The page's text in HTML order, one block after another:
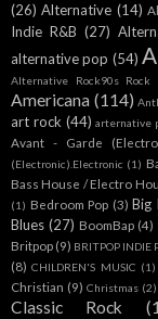
(26) Alternative (14)
Indie R&B (27)
alternative pop (54)
Alternative Rock90s Rock
Americana (114)
art rock (44) arternative
Avant - Garde
(Electronic).Electronic (1)
Bass House / Electro
(1) Bedroom Pop (3) Big
Blues (27) BoomBap (4)
Britpop (9) BRITPOP INDIE
(8) CHILDREN'S MUSIC (1)
Christian (9) Christmas (2)
Classic Rock